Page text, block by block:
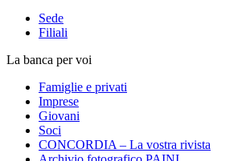
Sede
Filiali
La banca per voi
Famiglie e privati
Imprese
Giovani
Soci
CONCORDIA – La vostra rivista